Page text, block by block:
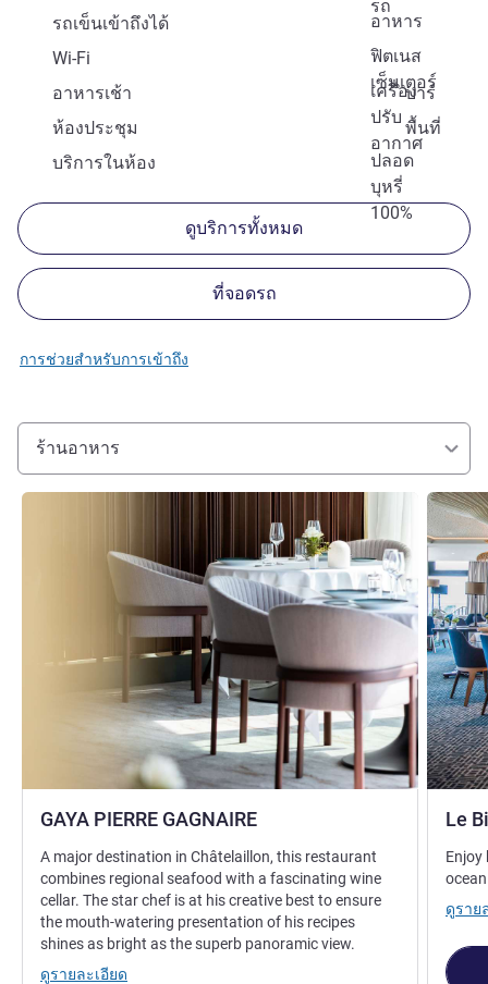
รถ
อาหาร
รถเข็นเข้าถึงได้
ฟิตเนส
เซ็นเตอร์
Wi-Fi
เครื่อง
ปรับ
อากาศ
อาหารเช้า
บาร์
ห้องประชุม
พื้นที่
ปลอด
บุหรี่
100%
บริการในห้อง
ดูบริการทั้งหมด
ที่จอดรถ
การช่วยสำหรับการเข้าถึง
ร้านอาหาร
GAYA PIERRE GAGNAIRE
ดูรายละเอียด
A major destination in Châtelaillon, this restaurant
combines regional seafood with a fascinating wine
cellar. The star chef is at his creative best to ensure
the mouth-watering presentation of his recipes
shines as bright as the superb panoramic view.
ดูรายละเอียด
Le
ดูรายละ
Enjoy
ดูราย